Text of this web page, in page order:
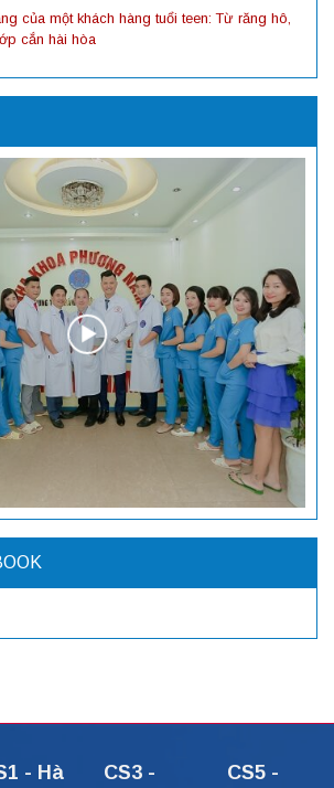
của một khách hàng tuổi teen: Từ răng hô,
cắn hài hòa
- Hà
CS3 -
CS5 -